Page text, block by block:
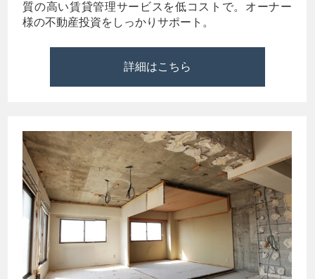
質の高い賃貸管理サービスを低コストで。オーナー
様の不動産投資をしっかりサポート。
詳細はこちら